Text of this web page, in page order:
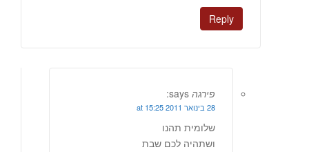
Reply
פירגה says:
28 בינואר 2011 at 15:25
שלומית תהנו
ושתהיה לכם שבת